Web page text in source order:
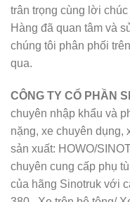
trân trọng cùng lời
Hàng đã quan tâm và
chúng tôi phân phối
qua.
CÔNG TY CỔ PHẦN
chuyên nhập khẩu và
nặng, xe chuyên dụng,
sản xuất: HOWO/
chuyên cung cấp phụ
của hãng Sinotruk với